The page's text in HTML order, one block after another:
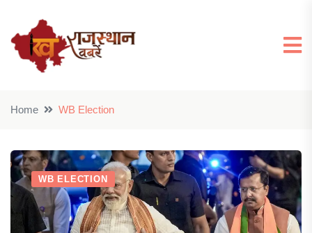
Home WB Election
WB ELECTION